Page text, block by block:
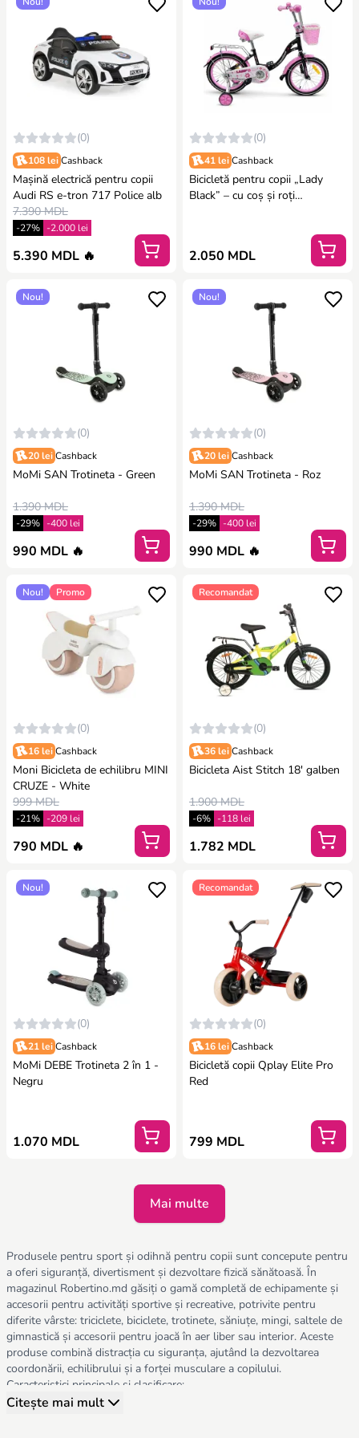
(0)
108 lei Cashback
Mașină electrică pentru copii
Audi RS e-tron 717 Police alb
7.390 MDL
-27% -2.000 lei
5.390 MDL 🔥
(0)
41 lei Cashback
Bicicletă pentru copii „Lady
Black” – cu coș și roți
2.050 MDL
Nou!
(0)
20 lei Cashback
MoMi SAN Trotineta - Green
1.390 MDL
-29% -400 lei
990 MDL 🔥
Nou!
(0)
20 lei Cashback
MoMi SAN Trotineta - Roz
1.390 MDL
-29% -400 lei
990 MDL 🔥
Nou! Promo
(0)
16 lei Cashback
Moni Bicicleta de echilibru MINI
CRUZE - White
999 MDL
-21% -209 lei
790 MDL 🔥
Recomandat
(0)
36 lei Cashback
Bicicleta Aist Stitch 18′ galben
1.900 MDL
-6% -118 lei
1.782 MDL
Nou!
(0)
21 lei Cashback
MoMi DEBE Trotineta 2 în 1 -
Negru
1.070 MDL
Recomandat
(0)
16 lei Cashback
Bicicletă copii Qplay Elite Pro
Red
799 MDL
Mai multe
Produsele pentru sport și odihnă pentru copii sunt concepute pentru
a oferi siguranță, divertisment și dezvoltare fizică sănătoasă. În
magazinul Robertino.md găsiți o gamă completă de echipamente și
accesorii pentru activități sportive și recreative, potrivite pentru
diferite vârste: triciclete, biciclete, trotinete, săniuțe, mingi, saltele de
gimnastică și accesorii pentru joacă în aer liber sau interior. Aceste
produse combină distracția cu siguranța, ajutând la dezvoltarea
coordonării, echilibrului și a forței musculare a copilului.
Caracteristici principale și clasificare:
Siguranță maximă – materiale rezistente, protecții și centuri pentru
Citește mai mult